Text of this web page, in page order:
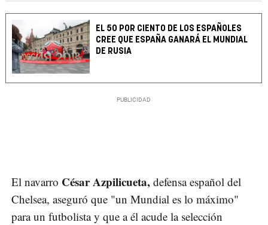
EL 50 POR CIENTO DE LOS ESPAÑOLES
CREE QUE ESPAÑA GANARÁ EL MUNDIAL
DE RUSIA
El navarro César Azpilicueta, defensa español del
Chelsea, aseguró que "un Mundial es lo máximo"
para un futbolista y que a él acude la selección